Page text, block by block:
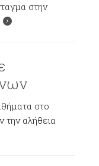
στην
στο
την αλήθεια